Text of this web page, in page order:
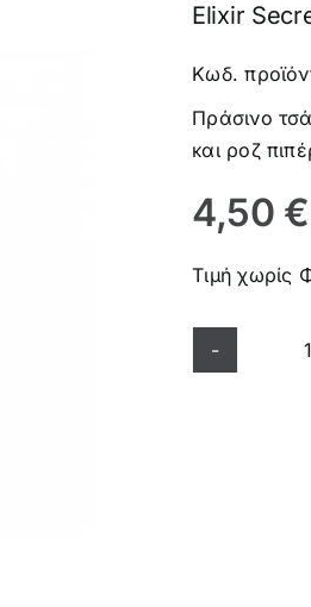
Elixir
Κωδ.
Πράσινο
και ροζ
4,50 €
Τιμή χωρίς